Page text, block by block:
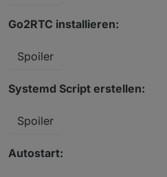
Go2RTC installieren:
Spoiler
Systemd Script erstellen:
Spoiler
Autostart: